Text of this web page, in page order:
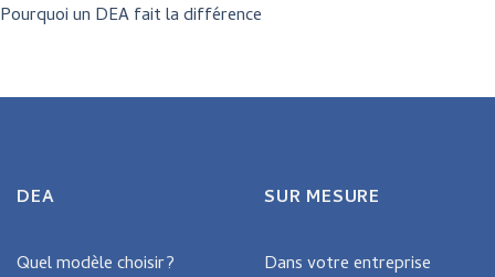
Pourquoi un DEA fait la différence
DEA
Quel modèle choisir?
SUR MESURE
Dans votre entreprise